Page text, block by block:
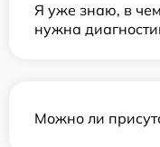
Я уже знаю, в
нужна
Можно ли